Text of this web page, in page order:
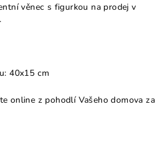
věnec s figurkou na prodej v
40x15 cm
online z pohodlí Vašeho domova za